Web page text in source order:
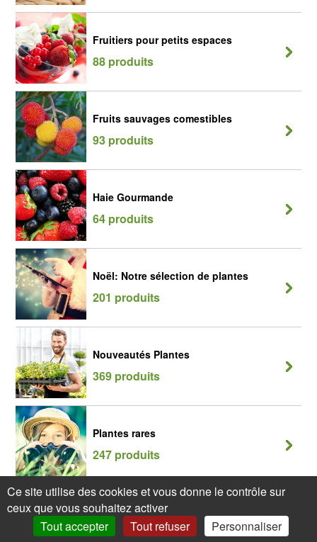
Fruitiers pour petits espaces
88 produits
Fruits sauvages comestibles
93 produits
Haie Gourmande
64 produits
Noël: Notre sélection de plantes
201 produits
Nouveautés Plantes
369 produits
Plantes rares
247 produits
Ce site utilise des cookies et vous donne le contrôle sur
ceux que vous souhaitez activer
Tout accepter
Tout refuser Personnaliser